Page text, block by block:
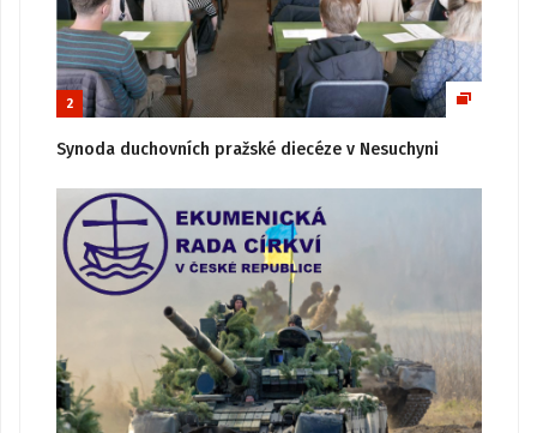
2
Synoda duchovních pražské diecéze v Nesuchyni